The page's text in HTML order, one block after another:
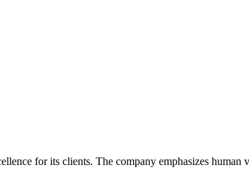
for its clients. The company emphasizes human